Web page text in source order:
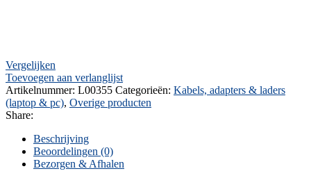
Vergelijken
Toevoegen aan verlanglijst
Artikelnummer: L00355 Categorieën: Kabels, adapters & laders
(laptop & pc), Overige producten
Share:
Beschrijving
Beoordelingen (0)
Bezorgen & Afhalen